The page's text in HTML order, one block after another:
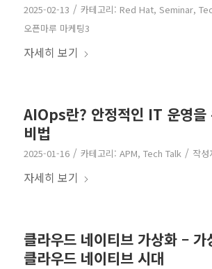
2025-02-13 / 카테고리: Red Hat, Seminar,
오픈마루 마케팅3
자세히 보기
AIOps란? 안정적인 IT 운영을
비법
2025-01-16 / 카테고리: APM, Tech Talk / 작성
자세히 보기
클라우드 네이티브 가상화 – 가
클라우드 네이티브 시대